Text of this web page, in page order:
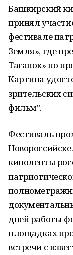
Башкирский
принял
фестивале
Земля», где
Таганок» по
Картина
зрительских
фильм".
Фестиваль
киноленты
дней работы
площадках
встречи с